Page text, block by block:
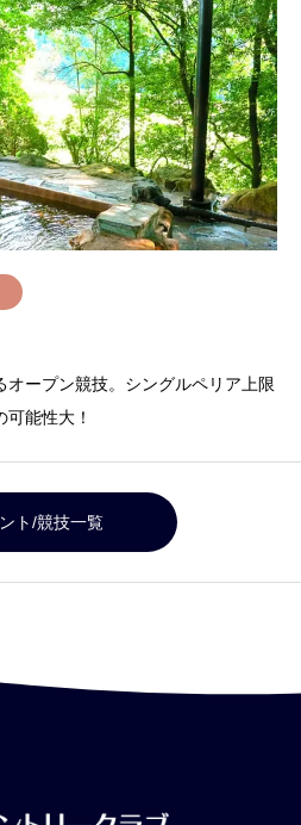
ープン競技。シングルペリア上限
能性大！
ト/競技一覧